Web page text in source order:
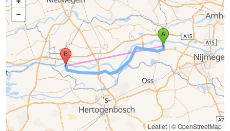
Leaflet| © OpenStreetMap